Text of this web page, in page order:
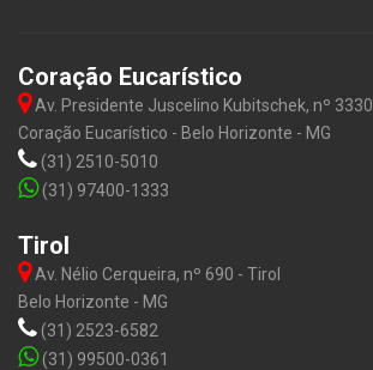
Coração Eucarístico
Av. Presidente Juscelino Kubitschek, nº 3330
Coração Eucarístico - Belo Horizonte - MG
(31) 2510-5010
(31) 97400-1333
Tirol
Av. Nélio Cerqueira, nº 690 - Tirol
Belo Horizonte - MG
(31) 2523-6582
(31) 99500-0361